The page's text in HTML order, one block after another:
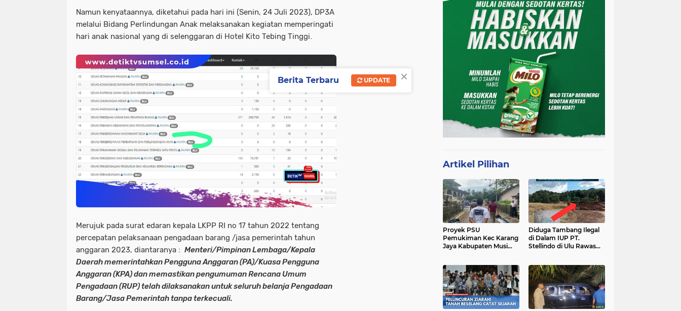
Namun kenyataannya, diketahui pada hari ini (Senin, 24 Juli 2023), DP3A
melalui Bidang Perlindungan Anak melaksanakan kegiatan memperingati
hari anak nasional yang di selenggaran di Hotel Kito Tebing Tinggi.
Merujuk pada surat edaran kepala LKPP RI no 17 tahun 2022 tentang
percepatan pelaksanaan pengadaan barang /jasa pemerintah tahun
anggaran 2023, diantaranya : Menteri/Pimpinan Lembaga/Kepala
Daerah memerintahkan Pengguna Anggaran (PA)/Kuasa Pengguna
Anggaran (KPA) dan memastikan pengumuman Rencana Umum
Pengadaan (RUP) telah dilaksanakan untuk seluruh belanja Pengadaan
Barang/Jasa Pemerintah tanpa terkecuali.
Artikel Pilihan
Proyek PSU
Pemukiman Kec Karang
Jaya Kabupaten Musi
Diduga Tambang Ilegal
di Dalam IUP PT.
Stellindo di Ulu Rawas
×
Berita Terbaru UPDATE